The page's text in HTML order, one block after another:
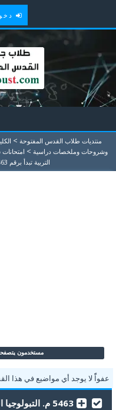
منتديات طلاب القدس المفتوحة >
وشروحات وملخصات دراسية >
التربية تبدأ برقم 54xx 5463 م.
مستخدمون يتصفحون
عفواًً لا يوجد أي مواضيع في هذا
5463 م. التبولوجيا العامة